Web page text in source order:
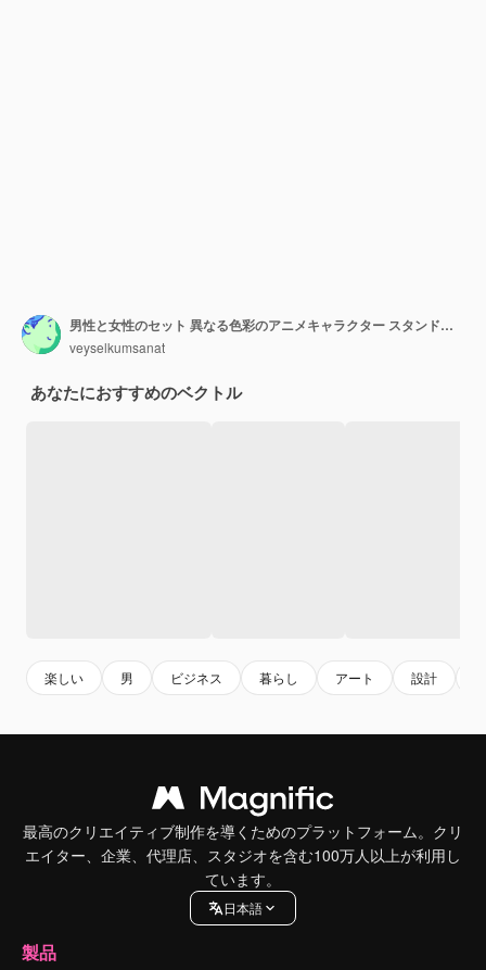
男性と女性のセット 異なる色彩のアニメキャラクター スタンドアップのシルエットグループ ビジネスマン 学生が白い背景に隔離されたフラットアイコンのコンセプトを設計します
veyselkumsanat
あなたにおすすめのベクトル
楽しい 男 ビジネス 暮らし アート 設計
最高のクリエイティブ制作を導くためのプラットフォーム。クリ
エイター、企業、代理店、スタジオを含む100万人以上が利用し
ています。
日本語
製品